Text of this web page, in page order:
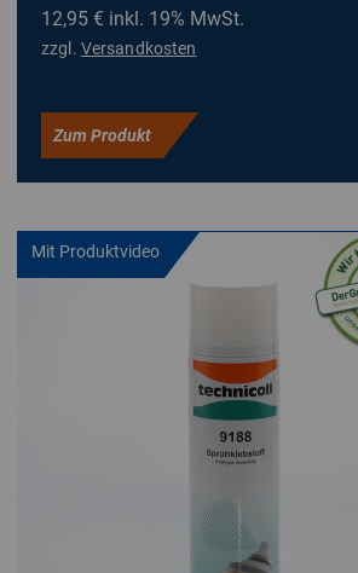
12,95 € inkl. 19% MwSt.
zzgl. Versandkosten
Zum Produkt
Mit Produktvideo